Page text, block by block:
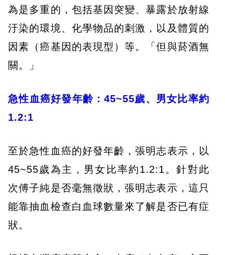
為是多重的，包括基因突變、暴露於放射線
汙染的環境、化學物品的刺激，以及體質的
因素（癌基因的表現型）等。「但與菸酒無
關。」
急性血癌好發年齡：45~55歲、男女比率約
1.2:1
至於急性血癌的好發年齡，張明志表示，以
45~55歲為主，男女比率約1.2:1。針對此
次傅子純是否毫無徵狀，張明志表示，這只
能靠抽血檢查白血球數量來了解是否已有症
狀。